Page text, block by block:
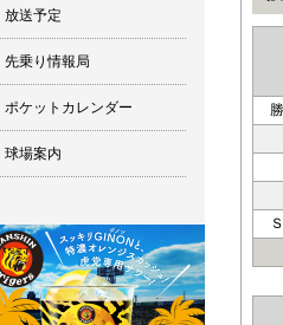
放送予定
先乗り情報局
ポケットカレンダー
球場案内
勝
Ｓ